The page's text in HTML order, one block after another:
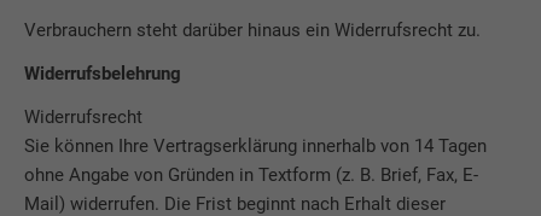
Verbrauchern steht darüber hinaus ein Widerrufsrecht zu.
Widerrufsbelehrung
Widerrufsrecht
Sie können Ihre Vertragserklärung innerhalb von 14 Tagen
ohne Angabe von Gründen in Textform (z. B. Brief, Fax, E-
Mail) widerrufen. Die Frist beginnt nach Erhalt dieser